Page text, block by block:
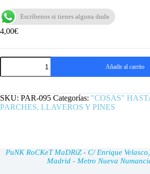
Escríbenos si tienes alguna duda
4,00€
PARCHE
cantidad
Añadir al carrito
SKU: PAR-095 Categorías: "COSAS"
PARCHES, LLAVEROS Y PINES
PuNK RoCKeT MaDRiZ - C/ Enrique
Madrid - Metro Nueva